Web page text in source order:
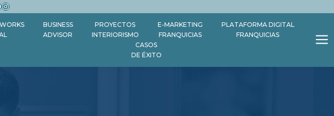
Instagram
BUSINESS
ADVISOR
PROYECTOS
INTERIORISMO
E-MARKETING
FRANQUICIAS
PLATAFORMA DIGITAL
FRANQUICIAS
CASOS
DE ÉXITO